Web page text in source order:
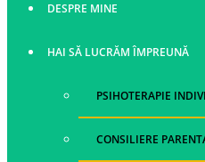
DESPRE MINE
HAI SĂ LUCRĂM ÎMPREUNĂ
PSIHOTERAPIE
CONSILIERE